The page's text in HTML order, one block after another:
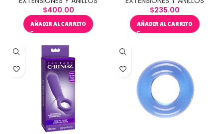
$400.00
AÑADIR AL CARRITO
$235.00
AÑADIR AL CARRITO